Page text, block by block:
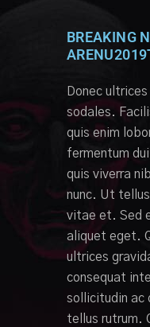
BREAKING
Donec
sodales.
quis enim
fermentum
quis viverra
nunc. Ut
vitae et. Sed
aliquet eget.
ultrices
consequat
sollicitudin ac
tellus rutrum.